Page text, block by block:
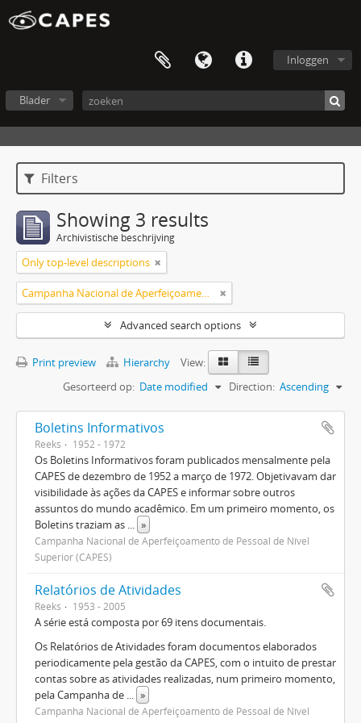
Inloggen
Blader
Filters
Showing 3 results
Archivistische beschrijving
Only top-level descriptions
Campanha Nacional de Aperfeiçoamento de Pessoal de Nível Superior (CAPES)
Advanced search options
Print preview Hierarchy
View:
Gesorteerd op: Date modified Direction: Ascending
Boletins Informativos
Reeks 1952 - 1972
Os Boletins Informativos foram publicados mensalmente pela
CAPES de dezembro de 1952 a março de 1972. Objetivavam dar
visibilidade às ações da CAPES e informar sobre outros
assuntos do mundo acadêmico. Em um primeiro momento, os
Boletins traziam as ... »
Campanha Nacional de Aperfeiçoamento de Pessoal de Nível
Superior (CAPES)
Relatórios de Atividades
Reeks 1953 - 2005
A série está composta por 69 itens documentais.
Os Relatórios de Atividades foram documentos elaborados
periodicamente pela gestão da CAPES, com o intuito de prestar
contas sobre as atividades realizadas, num primeiro momento,
pela Campanha de ... »
Campanha Nacional de Aperfeiçoamento de Pessoal de Nível